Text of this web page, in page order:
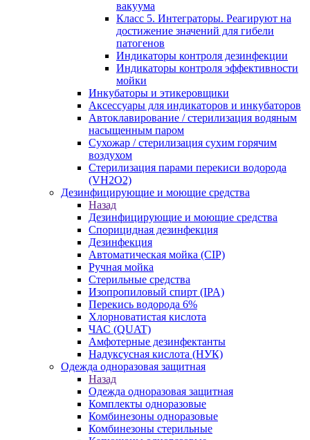
вакуума
Класс 5. Интеграторы. Реагируют на
достижение значений для гибели
патогенов
Индикаторы контроля дезинфекции
Индикаторы контроля эффективности
мойки
Инкубаторы и этикеровщики
Аксессуары для индикаторов и инкубаторов
Автоклавирование / стерилизация водяным
насыщенным паром
Сухожар / стерилизация сухим горячим
воздухом
Стерилизация парами перекиси водорода
(VH2O2)
Дезинфицирующие и моющие средства
Назад
Дезинфицирующие и моющие средства
Спорицидная дезинфекция
Дезинфекция
Автоматическая мойка (CIP)
Ручная мойка
Стерильные средства
Изопропиловый спирт (IPA)
Перекись водорода 6%
Хлорноватистая кислота
ЧАС (QUAT)
Амфотерные дезинфектанты
Надуксусная кислота (НУК)
Одежда одноразовая защитная
Назад
Одежда одноразовая защитная
Комплекты одноразовые
Комбинезоны одноразовые
Комбинезоны стерильные